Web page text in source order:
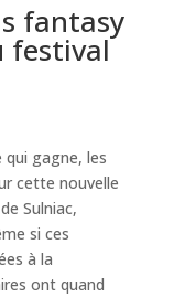
fantasy
festival
qui gagne, les
cette nouvelle
Sulniac,
si ces
à la
ont quand